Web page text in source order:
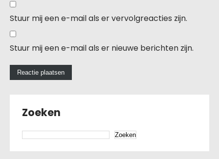
Stuur mij een e-mail als er vervolgreacties zijn.
Stuur mij een e-mail als er nieuwe berichten zijn.
Zoeken
Zoeken